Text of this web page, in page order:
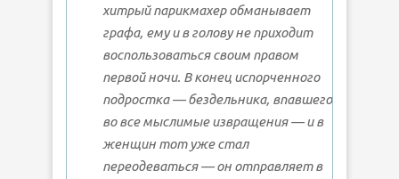
хитрый парикмахер обманывает
графа, ему и в голову не приходит
воспользоваться своим правом
первой ночи. В конец испорченного
подростка — бездельника, впавшего
во все мыслимые извращения — и в
женщин тот уже стал
переодеваться — он отправляет в